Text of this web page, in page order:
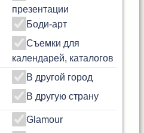
презентации
Боди-арт
Съемки для
календарей, каталогов
В другой город
В другую страну
Glamour